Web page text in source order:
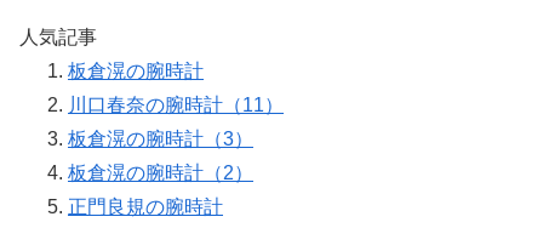
人気記事
板倉滉の腕時計
川口春奈の腕時計（11）
板倉滉の腕時計（3）
板倉滉の腕時計（2）
正門良規の腕時計